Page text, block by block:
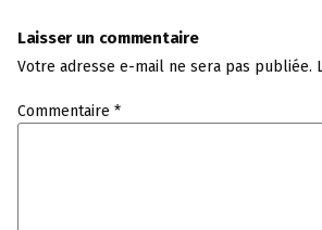
Laisser un commentaire
Votre adresse e-mail ne sera pas publiée.
Commentaire *